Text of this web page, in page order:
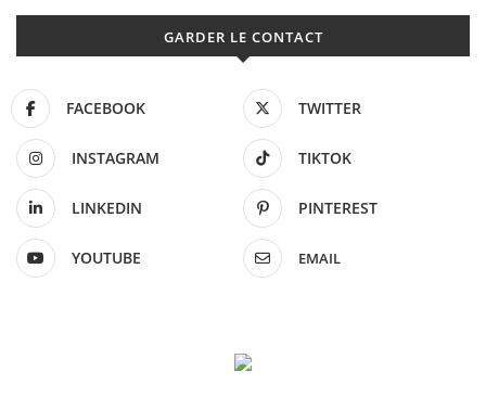
GARDER LE CONTACT
FACEBOOK TWITTER
INSTAGRAM TIKTOK
LINKEDIN PINTEREST
YOUTUBE EMAIL